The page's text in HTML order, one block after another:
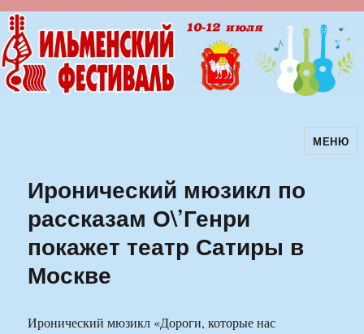
Ильменский фестиваль авторскойМЕНЮ
Иронический мюзикл по
рассказам О\’Генри
покажет театр Сатиры в
Москве
Иронический мюзикл «Дороги, которые нас